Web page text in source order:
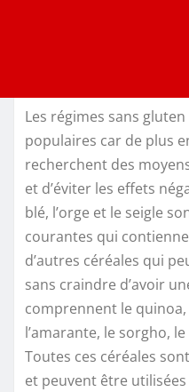
Les régimes sans
populaires car de plus
recherchent des
et d’éviter les effets
blé, l’orge et le seigle
courantes qui
d’autres céréales qui
sans craindre d’avoir
comprennent le
l’amarante, le sorgho,
Toutes ces céréales
et peuvent être